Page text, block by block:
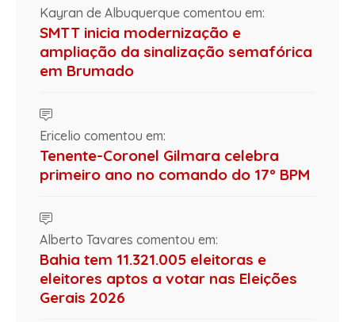
Kayran de Albuquerque comentou em:
SMTT inicia modernização e
ampliação da sinalização semafórica
em Brumado
Ericelio comentou em:
Tenente-Coronel Gilmara celebra
primeiro ano no comando do 17º BPM
Alberto Tavares comentou em:
Bahia tem 11.321.005 eleitoras e
eleitores aptos a votar nas Eleições
Gerais 2026